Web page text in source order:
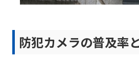
防犯カメラの普及率